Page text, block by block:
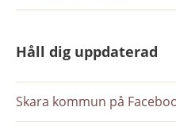
Håll dig uppdaterad
Skara kommun på